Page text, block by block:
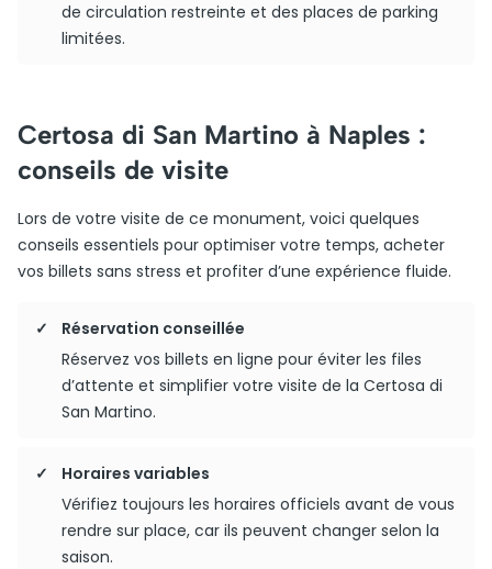
de circulation restreinte et des places de parking
limitées.
Certosa di San Martino à Naples :
conseils de visite
Lors de votre visite de ce monument, voici quelques
conseils essentiels pour optimiser votre temps, acheter
vos billets sans stress et profiter d’une expérience fluide.
Réservation conseillée
Réservez vos billets en ligne pour éviter les files
d’attente et simplifier votre visite de la Certosa di
San Martino.
Horaires variables
Vérifiez toujours les horaires officiels avant de vous
rendre sur place, car ils peuvent changer selon la
saison.